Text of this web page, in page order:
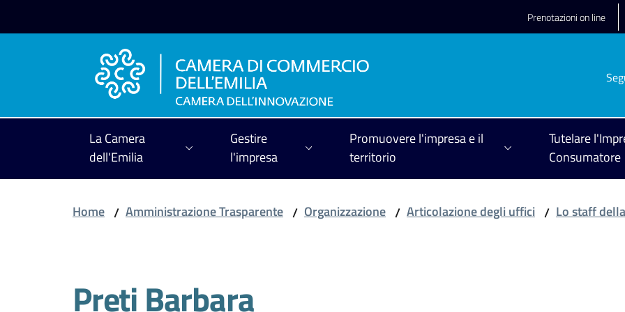
Prenotazioni on line
La Camera
dell'Emilia
Gestire
l'impresa
Promuovere l'impresa e il
territorio
Tutelare
Consumatore
Home / Amministrazione Trasparente / Organizzazione / Articolazione degli uffici / Lo staff
Preti Barbara